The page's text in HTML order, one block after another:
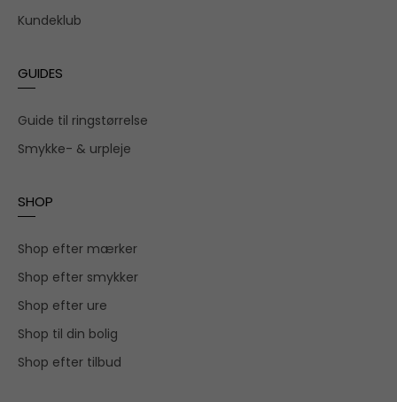
Kundeklub
GUIDES
Guide til ringstørrelse
Smykke- & urpleje
SHOP
Shop efter mærker
Shop efter smykker
Shop efter ure
Shop til din bolig
Shop efter tilbud